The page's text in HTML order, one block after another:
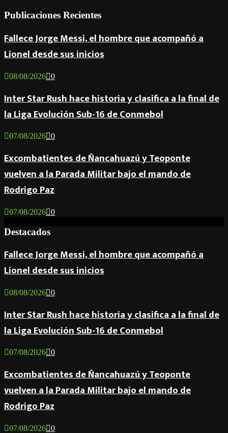
Publicaciones Recientes
Fallece Jorge Messi, el hombre que acompañó a
Lionel desde sus inicios
08/08/2026 0
Inter Star Rush hace historia y clasifica a la final de
la Liga Evolución Sub-16 de Conmebol
07/08/2026 0
Excombatientes de Ñancahuazú y Teoponte
vuelven a la Parada Militar bajo el mando de
Rodrigo Paz
07/08/2026 0
Destacados
Fallece Jorge Messi, el hombre que acompañó a
Lionel desde sus inicios
08/08/2026 0
Inter Star Rush hace historia y clasifica a la final de
la Liga Evolución Sub-16 de Conmebol
07/08/2026 0
Excombatientes de Ñancahuazú y Teoponte
vuelven a la Parada Militar bajo el mando de
Rodrigo Paz
07/08/2026 0